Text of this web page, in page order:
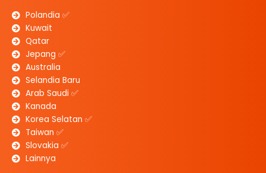
Polandia ✅
Kuwait
Qatar
Jepang ✅
Australia
Selandia Baru
Arab Saudi ✅
Kanada
Korea Selatan ✅
Taiwan ✅
Slovakia ✅
Lainnya